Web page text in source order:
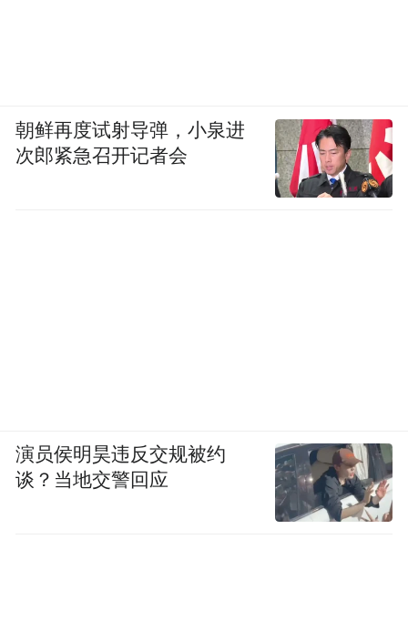
朝鲜再度试射导弹，小泉进
次郎紧急召开记者会
演员侯明昊违反交规被约
谈？当地交警回应